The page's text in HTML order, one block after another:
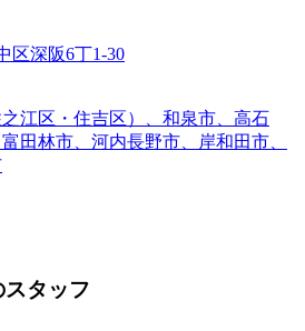
区深阪6丁1-30
江区・住吉区）、和泉市、高石
田林市、河内長野市、岸和田市、
タッフ